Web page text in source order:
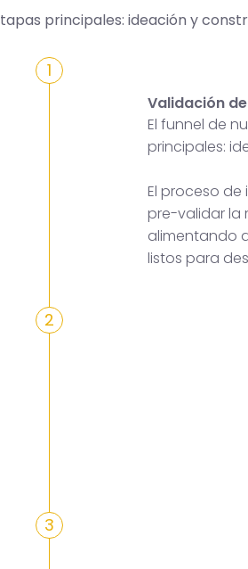
principales: ideación y
1
Validación
El funnel de
principales:
El proceso
pre-validar la
alimentando
listos para
2
3